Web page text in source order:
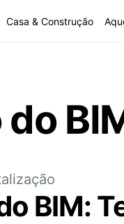
Casa & Construção
BIM: